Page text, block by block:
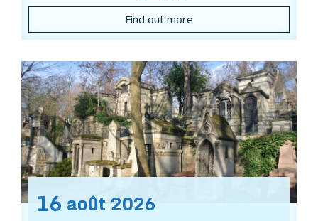
Find out more
16 août 2026